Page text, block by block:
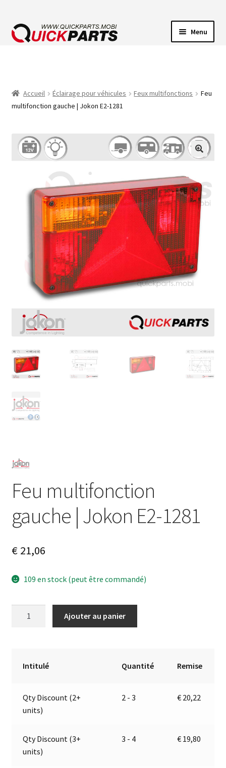
Menu
AVERTISSEUR SONORE
Accueil Éclairage pour véhicules Feux multifonctions
Feu
multifonction gauche | Jokon E2-1281
Feu multifonction
gauche | Jokon E2-1281
€21,06
109 en stock (peut être commandé)
gauche
1281
Ajouter au panier
Intitulé Quantité Remise
Qty Discount (2+
units)
2 - 3 € 20,22
Qty Discount (3+
units)
3 - 4 € 19,80